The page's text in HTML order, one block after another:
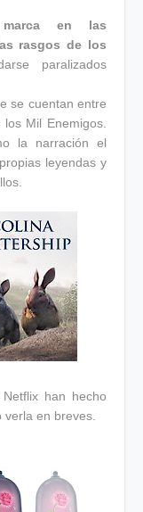
en las
rasgos de los
paralizados
se cuentan entre
Mil Enemigos.
la narración el
leyendas y
han hecho
en breves.